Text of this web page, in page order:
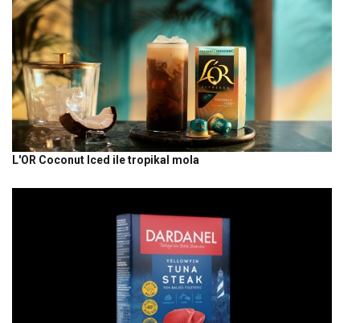
L'OR Coconut Iced ile tropikal mola